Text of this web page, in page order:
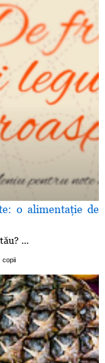
o alimentaţie de
...
copii